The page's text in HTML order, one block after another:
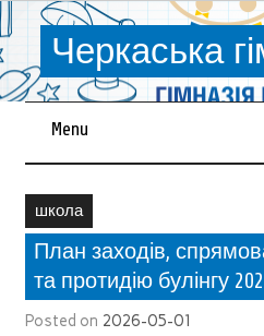
Черкаська
Menu
школа
План заходів,
та протидію булінгу
Posted on 2026-05-01